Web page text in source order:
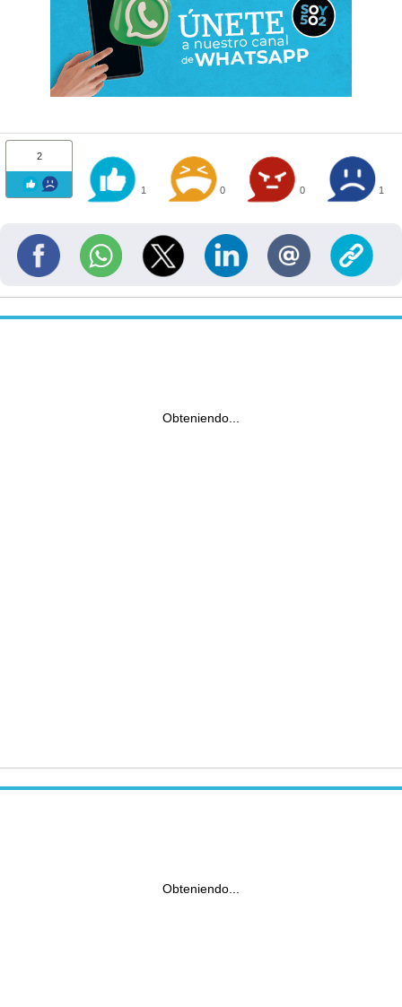
2
1 0 0 1
Obteniendo...
Obteniendo...